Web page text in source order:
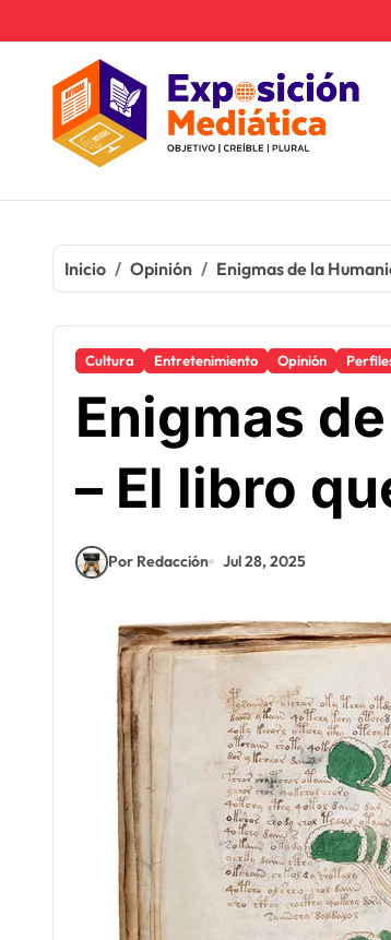
Inicio Opinión Enigmas de la
Cultura Entretenimiento Opinión
Enigmas
– El libro
Por Redacción Jul 28, 2025